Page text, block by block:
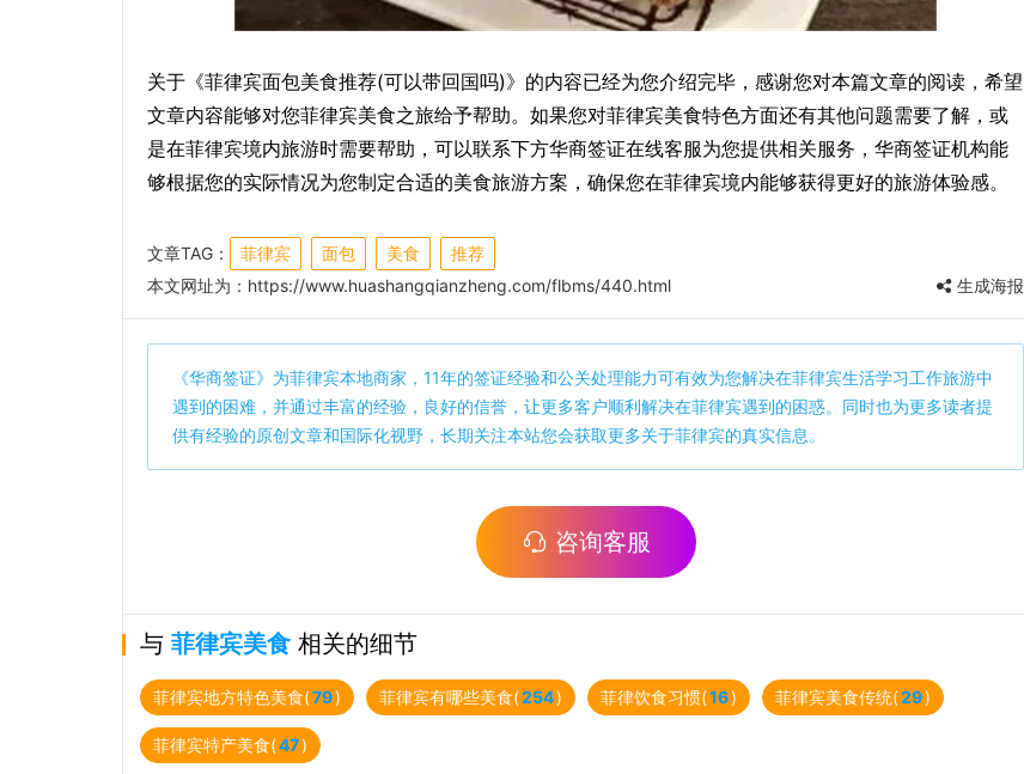
关于《菲律宾面包美食推荐(可以带回国吗)》的内容已经为您介绍完毕，感谢您对本篇文章的阅读，希望
文章内容能够对您菲律宾美食之旅给予帮助。如果您对菲律宾美食特色方面还有其他问题需要了解，或
是在菲律宾境内旅游时需要帮助，可以联系下方华商签证在线客服为您提供相关服务，华商签证机构能
够根据您的实际情况为您制定合适的美食旅游方案，确保您在菲律宾境内能够获得更好的旅游体验感。
文章TAG： 菲律宾 面包 美食
推荐
本文网址为： https://www.huashangqianzheng.com/flbms/440.html 生成海报
《华商签证》为菲律宾本地商家，11年的签证经验和公关处理能力可有效为您解决在菲律宾生活学习工作旅游中
遇到的困难，并通过丰富的经验，良好的信誉，让更多客户顺利解决在菲律宾遇到的困惑。同时也为更多读者提
供有经验的原创文章和国际化视野，长期关注本站您会获取更多关于菲律宾的真实信息。
咨询客服
与 菲律宾美食 相关的细节
菲律宾地方特色美食(79) 菲律宾有哪些美食(254) 菲律饮食习惯(16) 菲律宾美食传统(29)
菲律宾特产美食(47)